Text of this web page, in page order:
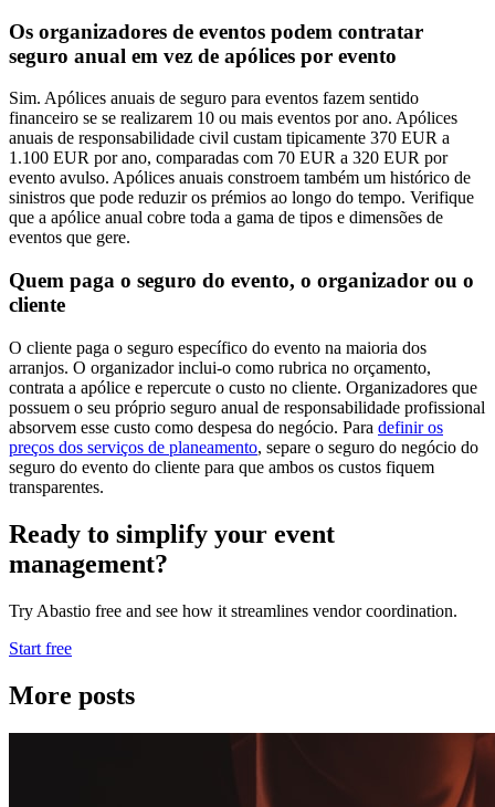
Os organizadores de eventos podem contratar
seguro anual em vez de apólices por evento
Sim. Apólices anuais de seguro para eventos fazem sentido
financeiro se se realizarem 10 ou mais eventos por ano. Apólices
anuais de responsabilidade civil custam tipicamente 370 EUR a
1.100 EUR por ano, comparadas com 70 EUR a 320 EUR por
evento avulso. Apólices anuais constroem também um histórico de
sinistros que pode reduzir os prémios ao longo do tempo. Verifique
que a apólice anual cobre toda a gama de tipos e dimensões de
eventos que gere.
Quem paga o seguro do evento, o organizador ou o
cliente
O cliente paga o seguro específico do evento na maioria dos
arranjos. O organizador inclui-o como rubrica no orçamento,
contrata a apólice e repercute o custo no cliente. Organizadores que
possuem o seu próprio seguro anual de responsabilidade profissional
absorvem esse custo como despesa do negócio. Para definir os
preços dos serviços de planeamento, separe o seguro do negócio do
seguro do evento do cliente para que ambos os custos fiquem
transparentes.
Ready to simplify your event
management?
Try Abastio free and see how it streamlines vendor coordination.
Start free
More posts